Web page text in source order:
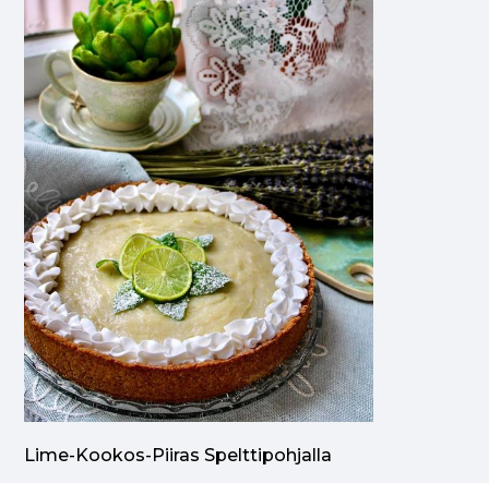
Lime-Kookos-Piiras Spelttipohjalla